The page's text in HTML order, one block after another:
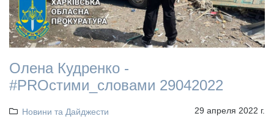
Олена Кудренко -
#PROстими_словами 29042022
Новини та Дайджести 29 апреля 2022 г.